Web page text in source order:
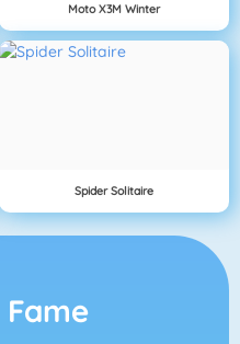
Moto X3M Winter
Spider Solitaire
Fame